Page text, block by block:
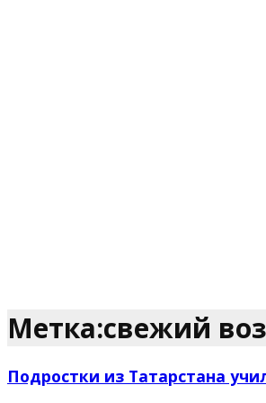
Метка:свежий
Подростки из Татарстана